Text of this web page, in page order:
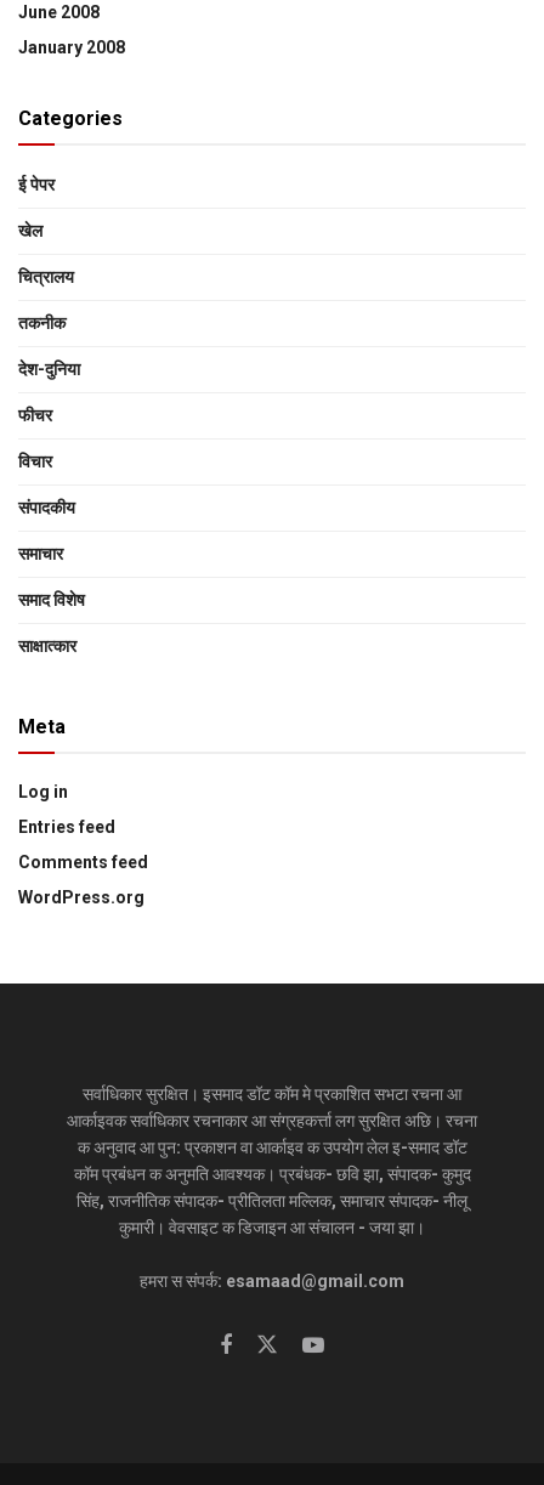
June 2008
January 2008
Categories
ई पेपर
खेल
चित्रालय
तकनीक
देश-दुनिया
फीचर
विचार
संपादकीय
समाचार
समाद विशेष
साक्षात्‍कार
Meta
Log in
Entries feed
Comments feed
WordPress.org
सर्वाधिकार सुरक्षित। इसमाद डॉट कॉम मे प्रकाशित सभटा रचना आ
आर्काइवक सर्वाधिकार रचनाकार आ संग्रहकर्त्ता लग सुरक्षित अछि। रचना
क अनुवाद आ पुन: प्रकाशन वा आर्काइव क उपयोग लेल इ-समाद डॉट
कॉम प्रबंधन क अनुमति आवश्यक। प्रबंधक- छवि झा, संपादक- कुमुद
सिंह, राजनीतिक संपादक- प्रीतिलता मल्लिक, समाचार संपादक- नीलू
कुमारी। वेवसाइट क डिजाइन आ संचालन - जया झा।
हमरा स संपर्क: esamaad@gmail.com